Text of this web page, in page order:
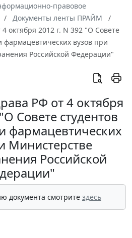
правовое
Документы ленты ПРАЙМ
октября 2012 г. N 392 "О Совете
фармацевтических вузов при
Российской Федерации"
РФ от 4 октября
Совете студентов
фармацевтических
Министерстве
Российской
документа смотрите здесь